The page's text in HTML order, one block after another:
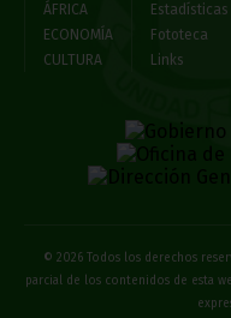
ÁFRICA
ECONOMÍA
CULTURA
Estadísticas
Fototeca
Links
© 2026 Todos los derechos
parcial de los contenidos de esta